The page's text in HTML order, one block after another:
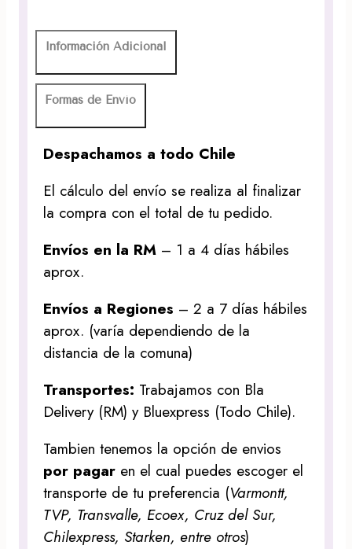
Información Adicional
Formas de Envío
Despachamos a todo Chile
El cálculo del envío se realiza al finalizar
la compra con el total de tu pedido.
Envíos en la RM – 1 a 4 días hábiles
aprox.
Envíos a Regiones – 2 a 7 días hábiles
aprox. (varía dependiendo de la
distancia de la comuna)
Transportes: Trabajamos con Bla
Delivery (RM) y Bluexpress (Todo Chile).
Tambien tenemos la opción de envios
por pagar en el cual puedes escoger el
transporte de tu preferencia (Varmontt,
TVP, Transvalle, Ecoex, Cruz del Sur,
Chilexpress, Starken, entre otros)